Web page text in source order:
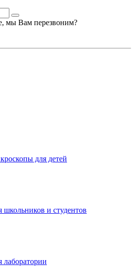
мы Вам перезвоним?
для детей
школьников и студентов
лаборатории